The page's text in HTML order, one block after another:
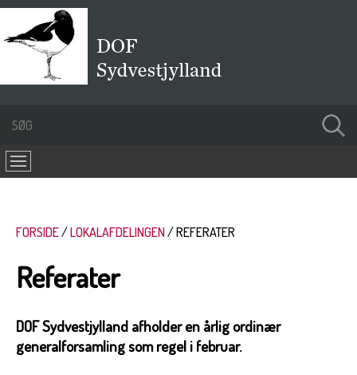
FORSIDE LOKALAFDELINGEN REFERATER
Referater
DOF Sydvestjylland afholder en årlig ordinær
generalforsamling som regel i februar.